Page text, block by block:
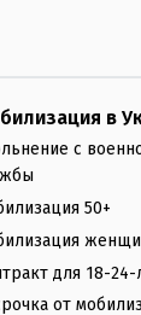
в
с
50+
для 18-24-
от